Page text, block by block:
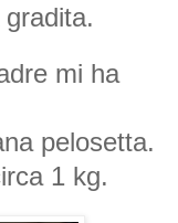
mi ha
pelosetta.
1 kg.